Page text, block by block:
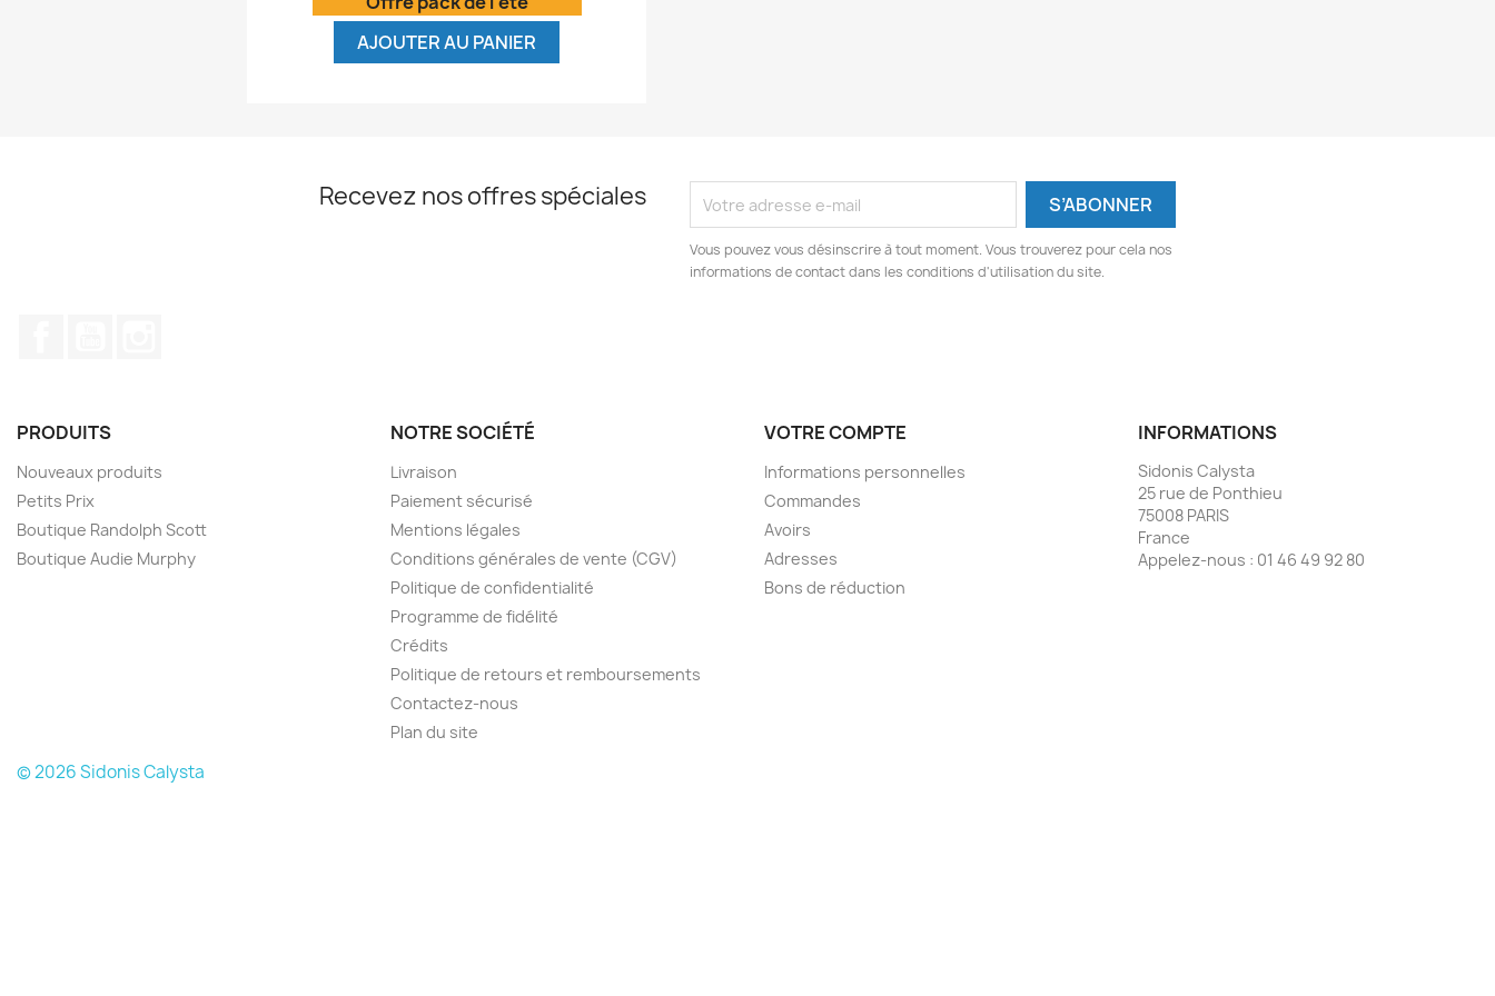
AJOUTER AU PANIER
Recevez nos offres spéciales
Vous pouvez vous désinscrire à tout moment. Vous trouverez pour cela nos
informations de contact dans les conditions d'utilisation du site.
PRODUITS
Nouveaux produits
Petits Prix
Boutique Randolph Scott
Boutique Audie Murphy
NOTRE SOCIÉTÉ
Livraison
Paiement sécurisé
Mentions légales
Conditions générales de vente (CGV)
Politique de confidentialité
Programme de fidélité
Crédits
Politique de retours et remboursements
Contactez-nous
Plan du site
VOTRE COMPTE
Informations personnelles
Commandes
Avoirs
Adresses
Bons de réduction
INFORMATIONS
Sidonis Calysta
25 rue de Ponthieu
75008 PARIS
France
Appelez-nous : 01 46 49 92 80
© 2026 Sidonis Calysta